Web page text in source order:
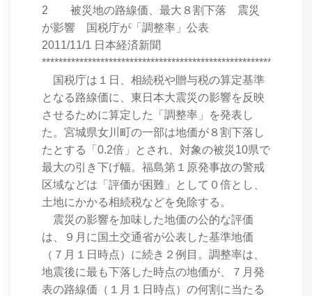
2 被災地の路線価、最大８割下落 震災
が影響 国税庁が「調整率」公表
2011/11/1 日本経済新聞
国税庁は１日、相続税や贈与税の算定基準
となる路線価に、東日本大震災の影響を反映
させるために算定した「調整率」を発表し
た。宮城県女川町の一部は地価が８割下落し
たとする「0.2倍」とされ、対象の被災10県で
最大の引き下げ幅。福島第１原発事故の警戒
区域などは「評価が困難」として０倍とし、
土地にかかる相続税などを免除する。
震災の影響を加味した地価の公的な評価
は、９月に国土交通省が公表した基準地価
（７月１日時点）に続き２例目。調整率は、
地震後に最も下落した時点の地価が、７月発
表の路線価（１月１日時点）の何割に当たる